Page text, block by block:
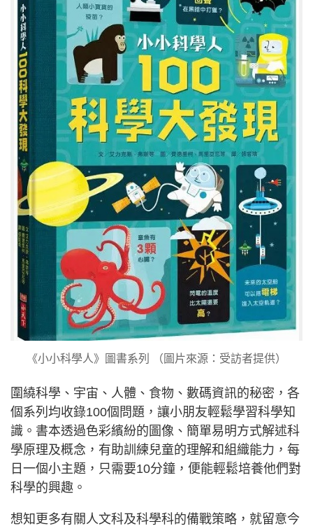
《小小科學人》圖書系列 （圖片來源：受訪者提供）
圍繞科學、宇宙、人體、食物、數碼資訊的秘密，各
個系列均收錄100個問題，讓小朋友輕鬆學習科學知
識。書本透過色彩繽紛的圖像、簡單易明方式解述科
學原理及概念，有助訓練兒童的理解和組織能力，每
日一個小主題，只需要10分鐘，便能輕鬆培養他們對
科學的興趣。
想知更多有關人文科及科學科的備戰策略，就留意今